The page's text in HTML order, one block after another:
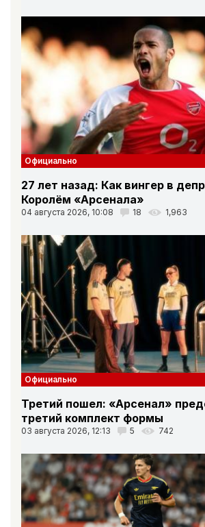
Официально
27 лет назад: Как вингер в
Королём «Арсенала»
04 августа 2026, 10:08 18 1,963
Официально
Третий пошел: «Арсенал»
третий комплект формы
03 августа 2026, 12:13 5 742